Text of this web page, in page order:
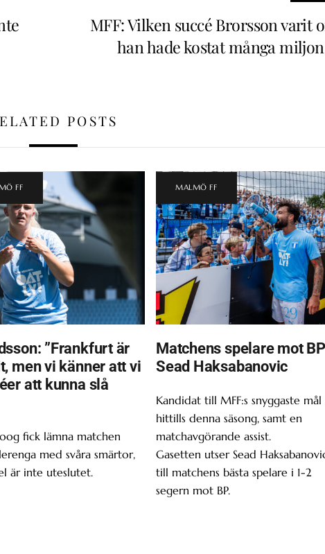
MFF: Vilken succé Brorsson varit
han hade kostat många
POSTS
FF
”Frankfurt är
men vi känner att vi
att kunna slå
fick lämna matchen
med svåra smärtor,
är inte uteslutet.
MALMÖ FF
Matchens spelare mot
Sead Haksabanovic
Kandidat till MFF:s snyggaste mål
hittills denna säsong, samt en
matchavgörande assist.
Gasetten utser Sead
till matchens bästa spelare i 1-2
segern mot BP.